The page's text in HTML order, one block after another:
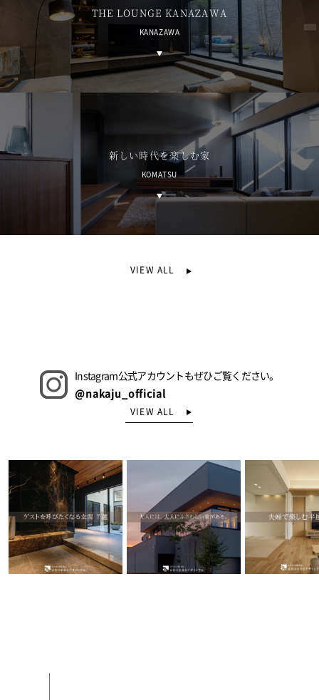
THE LOUNGE KANAZAWA
KANAZAWA
新しい時代を楽しむ家
KOMATSU
VIEW ALL
Instagram公式アカウントもぜひご覧ください。
@nakaju_official
VIEW ALL